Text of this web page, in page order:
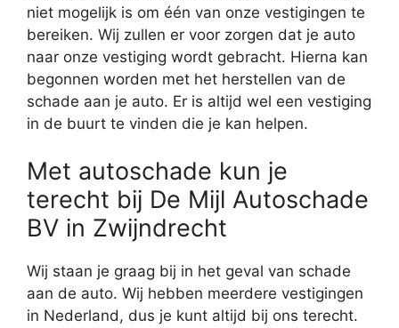
niet mogelijk is om één van onze vestigingen te
bereiken. Wij zullen er voor zorgen dat je auto
naar onze vestiging wordt gebracht. Hierna kan
begonnen worden met het herstellen van de
schade aan je auto. Er is altijd wel een vestiging
in de buurt te vinden die je kan helpen.
Met autoschade kun je
terecht bij De Mijl Autoschade
BV in Zwijndrecht
Wij staan je graag bij in het geval van schade
aan de auto. Wij hebben meerdere vestigingen
in Nederland, dus je kunt altijd bij ons terecht.